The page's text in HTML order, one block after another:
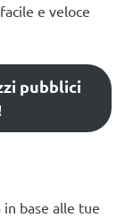
e veloce
pubblici
base alle tue